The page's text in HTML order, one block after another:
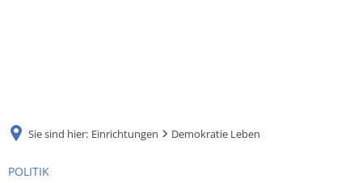
Sie sind hier: Einrichtungen Demokratie Leben
POLITIK